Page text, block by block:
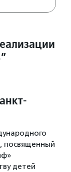
посвященный
детей